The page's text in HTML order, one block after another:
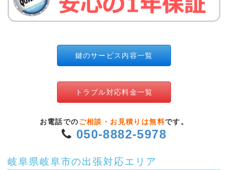
鍵のサービス内容一覧
トラブル対応料金一覧
お電話での ご相談・お見積りは無料です。
050-8882-5978
岐阜県岐阜市の出張対応エリア